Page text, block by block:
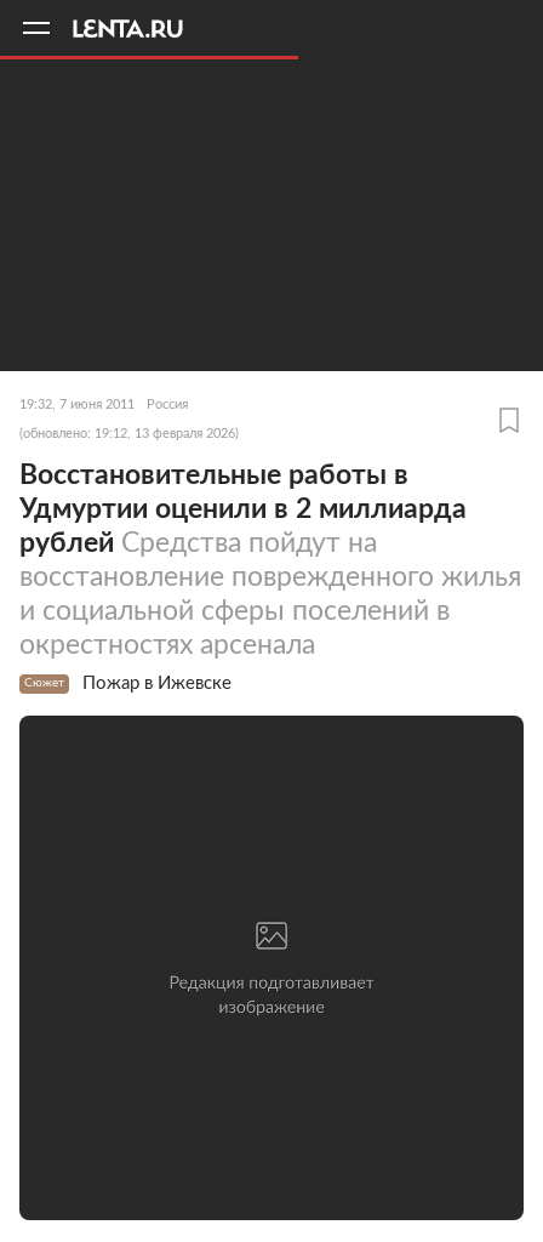
19:32, 7 июня 2011 Россия
(обновлено: 19:12, 13 февраля 2026)
Восстановительные работы в
Удмуртии оценили в 2 миллиарда
рублей Средства пойдут на
восстановление поврежденного жилья
и социальной сферы поселений в
окрестностях арсенала
Сюжет Пожар в Ижевске